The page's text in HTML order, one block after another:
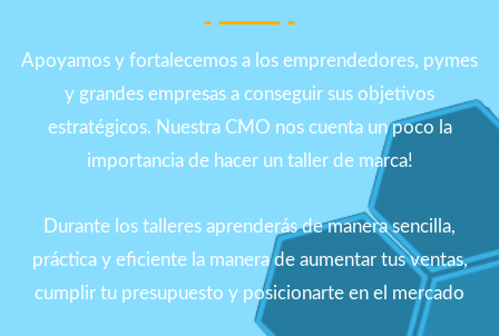
Apoyamos y fortalecemos a los emprendedores, pymes
y grandes empresas a conseguir sus objetivos
estratégicos. Nuestra CMO nos cuenta un poco la
importancia de hacer un taller de marca!
Durante los talleres aprenderás de manera sencilla,
práctica y eficiente la manera de aumentar tus ventas,
cumplir tu presupuesto y posicionarte en el mercado